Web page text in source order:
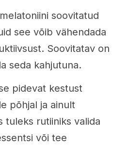
soovitatud
see võib vähendada
Soovitatav on
seda kahjutuna.
pidevat kestust
põhjal ja ainult
tuleks rutiiniks valida
või tee